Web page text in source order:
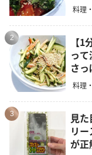
料理
2
【
っ
さっ
料理
3
見
リ
が正